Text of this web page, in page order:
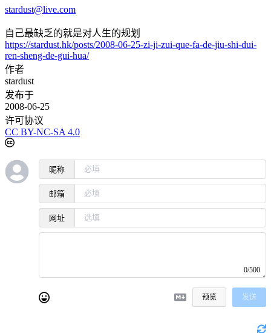
stardust@live.com
自己最缺乏的就是对人生的规划
https://stardust.hk/posts/2008-06-25-zi-ji-zui-que-fa-de-jiu-shi-dui-
ren-sheng-de-gui-hua/
作者
stardust
发布于
2008-06-25
许可协议
CC BY-NC-SA 4.0
昵称
邮箱
网址
0/500
预览 发送